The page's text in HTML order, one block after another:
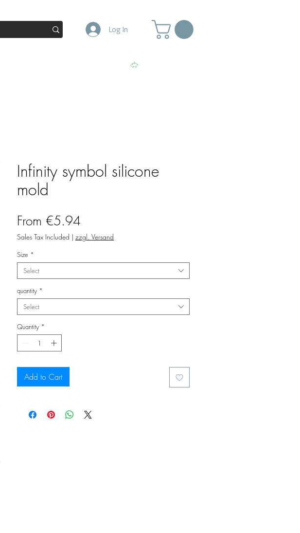
Log In
Infinity symbol silicone
mold
From €5.94
Price
Sales Tax Included | zzgl. Versand
Size *
Select
quantity *
Select
Quantity *
Add to Cart